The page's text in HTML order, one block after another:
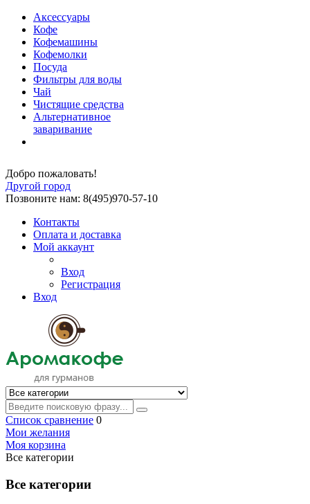
Аксессуары
Кофе
Кофемашины
Кофемолки
Посуда
Фильтры для воды
Чай
Чистящие средства
Альтернативное
заваривание
Добро пожаловать!
Другой город
Позвоните нам: 8(495)970-57-10
Контакты
Оплата и доставка
Мой аккаунт
Вход
Регистрация
Вход
Список сравнение 0
Мои желания
Моя корзина
Все категории
Все категории